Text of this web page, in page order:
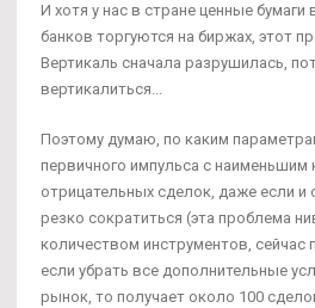
И хотя у нас в стране ценные бумаги
банков торгуются на биржах, этот
Вертикаль сначала разрушилась,
вертикалиться...
Поэтому думаю, по каким
первичного импульса с наименьшим
отрицательных сделок, даже если и
резко сократиться (эта проблема
количеством инструментов,
если убрать все дополнительные
рынок, то получает около 100